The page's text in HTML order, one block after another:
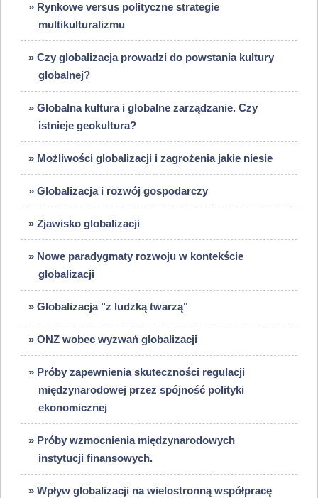
» Rynkowe versus polityczne strategie
multikulturalizmu
» Czy globalizacja prowadzi do powstania kultury
globalnej?
» Globalna kultura i globalne zarządzanie. Czy
istnieje geokultura?
» Możliwości globalizacji i zagrożenia jakie niesie
» Globalizacja i rozwój gospodarczy
» Zjawisko globalizacji
» Nowe paradygmaty rozwoju w kontekście
globalizacji
» Globalizacja "z ludzką twarzą"
» ONZ wobec wyzwań globalizacji
» Próby zapewnienia skuteczności regulacji
międzynarodowej przez spójność polityki
ekonomicznej
» Próby wzmocnienia międzynarodowych
instytucji finansowych.
» Wpływ globalizacji na wielostronną współpracę